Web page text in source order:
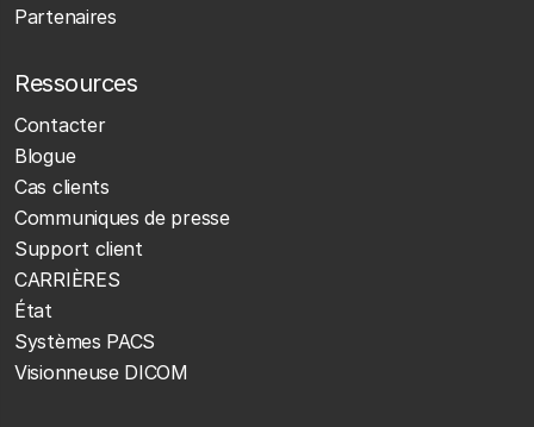
Partenaires
Ressources
Contacter
Blogue
Cas clients
Communiques de presse
Support client
CARRIÈRES
État
Systèmes PACS
Visionneuse DICOM